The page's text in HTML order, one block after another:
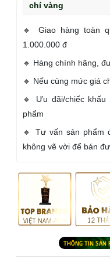
chí vàng
🔸 Giao hàng toàn
1.000.000 đ
🔸 Hàng chính hãng,
🔸 Nếu cùng mức giá
🔸 Ưu đãi/chiếc
phẩm
🔸 Tư vấn sản phẩm
không vẽ vời để bán